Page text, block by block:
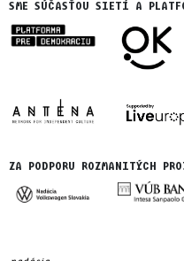
SME SÚČASŤOU SIETÍ A
ZA PODPORU ROZMANITÝCH